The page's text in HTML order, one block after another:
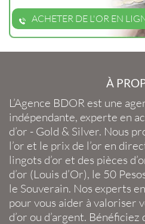
ACHETER DE L'OR EN
À
L’Agence BDOR est une
indépendante, experte en
d’or - Gold & Silver. Nous
l’or et le prix de l’or en
lingots d’or et des pièces
d’or (Louis d’Or), le 50
le Souverain. Nos experts en
pour vous aider à valoriser
d’or ou d’argent. Bénéficiez